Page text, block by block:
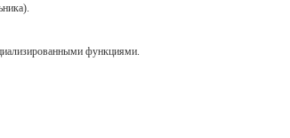
функциями.